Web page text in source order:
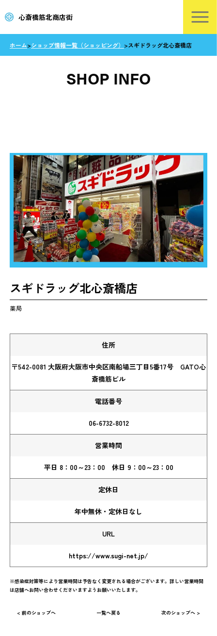
心斎橋筋北商店街
ホーム>ショップ情報一覧（ショッピング） >スギドラッグ北心斎橋店
SHOP INFO
スギドラッグ北心斎橋店
薬局
住所
〒542-0081 大阪府大阪市中央区南船場三丁目5番17号 GATO心
斎橋筋ビル
電話番号
06-6732-8012
営業時間
平日 8：00～23：00 休日 9：00～23：00
定休日
年中無休・定休日なし
URL
https://www.sugi-net.jp/
※感染症対策等により営業時間は予告なく変更される場合がございます。詳しい営業時間
は店舗へお問い合わせくださいますようお願いいたします。
< 前のショップへ 一覧へ戻る 次のショップへ >